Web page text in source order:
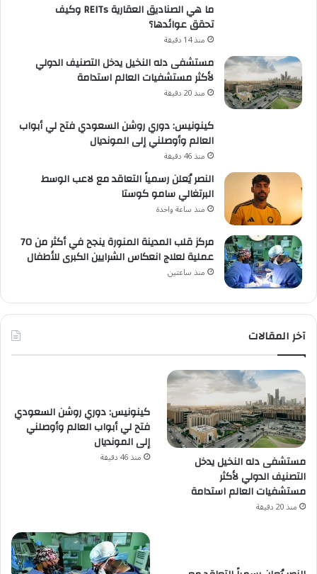
ما هي الصناديق العقارية REITs وكيف
تحقق عوائدها؟
منذ 14 دقيقة
مستشفى دله النخيل يدخل التصنيف الدولي
لأكثر مستشفيات العالم استدامة
منذ 20 دقيقة
كينونيس: دوري روشن السعودي فتح لي أبواب
العالم وأوصلني إلى المونديال
منذ 46 دقيقة
النصر يُعلن رسمياً التعاقد مع لاعب الوسط
البرتغالي سامو كوستا
منذ ساعة واحدة
مركز قلب المدينة المنورة ينجح في أكثر من 70
عملية لعلاج انعكاس الشرايين الكبرى للأطفال
منذ ساعتين
آخر المقالات
مستشفى دله النخيل يدخل
التصنيف الدولي لأكثر
مستشفيات العالم استدامة
منذ 20 دقيقة
كينونيس: دوري روشن السعودي
فتح لي أبواب العالم وأوصلني
إلى المونديال
منذ 46 دقيقة